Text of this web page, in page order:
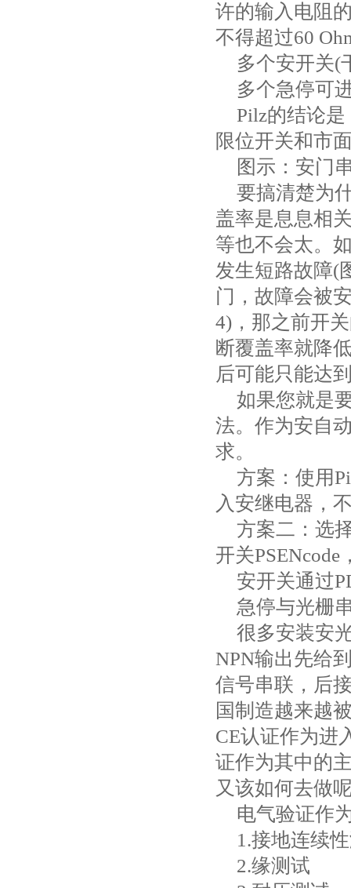
许的输入电阻
不得超过60
多个安开关(
多个急停可
Pilz的结论
限位开关和市
图示：安门
要搞清楚为
盖率是息息相
等也不会太。
发生短路故障(
门，故障会被
4) ，那之前开
断覆盖率就降
后可能只能达
如果您就是
法。作为安自
求。
方案：使用
入安继电器，
方案二：选
开关PSENcode
安开关通过
急停与光栅
很多安装安
NPN输出先给
信号串联，后
国制造越来越
CE认证作为进
证作为其中的
又该如何去做
电气验证作
1.接地连续
2.缘测试